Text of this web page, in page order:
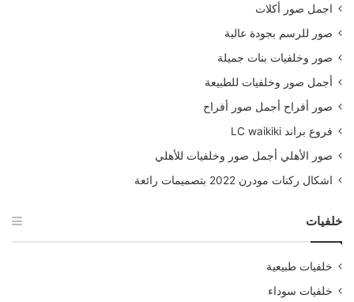
اجمل صور أكلات
صور للرسم بجودة عالية
صور وخلفيات بنات جميلة
أجمل صور وخلفيات للطبيعة
صور أفراح أجمل صور أفراح
فروع براند LC waikiki
صور الأهلي أجمل صور وخلفيات للأهلي
اشكال ركنات مودرن 2022 بتصميمات رائعة
خلفيات
خلفيات طبيعية
خلفيات سوداء